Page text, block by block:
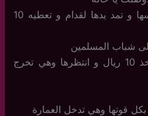
صالحة وهي تعدل عبايه راسها و تمد يدها لقدام و تعطيه 10
شباب المسلمين
الهندي مافهم نص كلامها..أخذ 10 ريال و انتظرها وهي تخرج
قوتها وهي تدخل العمارة